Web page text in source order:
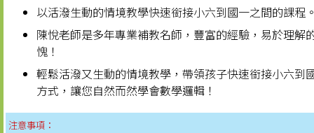
以活潑生動的情境教學快速銜接小六到國一之間的課程
陳悅老師是多年專業補教名師，豐富的經驗，易於理解
愧！
輕鬆活潑又生動的情境教學，帶領孩子快速銜接小六到
方式，讓您自然而然學會數學邏輯！
注意事項：